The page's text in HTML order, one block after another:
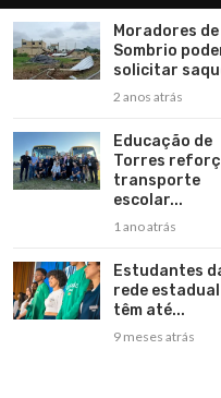
Contato
Política de Privacidade
Rádio Maristela - Ao Vivo
ASSINE
Copyright 2026 – Todos os Direitos
Agência de Marketing
Home Contato
Moradores de
Sombrio
solicitar
2 anos atrás
Educação de
Torres
transporte
escolar...
1 ano atrás
Estudantes
rede estadual
têm até...
9 meses atrás